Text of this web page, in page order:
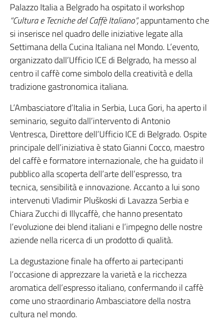
Palazzo Italia a Belgrado ha ospitato il workshop
“Cultura e Tecniche del Caffè Italiano”,appuntamento che
si inserisce nel quadro delle iniziative legate alla
Settimana della Cucina Italiana nel Mondo. L’evento,
organizzato dall’Ufficio ICE di Belgrado, ha messo al
centro il caffè come simbolo della creatività e della
tradizione gastronomica italiana.
L’Ambasciatore d’Italia in Serbia, Luca Gori, ha aperto il
seminario, seguito dall’intervento di Antonio
Ventresca, Direttore dell’Ufficio ICE di Belgrado. Ospite
principale dell’iniziativa è stato Gianni Cocco, maestro
del caffè e formatore internazionale, che ha guidato il
pubblico alla scoperta dell’arte dell’espresso, tra
tecnica, sensibilità e innovazione. Accanto a lui sono
intervenuti Vladimir Pluškoski di Lavazza Serbia e
Chiara Zucchi di Illycaffè, che hanno presentato
l’evoluzione dei blend italiani e l’impegno delle nostre
aziende nella ricerca di un prodotto di qualità.
La degustazione finale ha offerto ai partecipanti
l’occasione di apprezzare la varietà e la ricchezza
aromatica dell’espresso italiano, confermando il caffè
come uno straordinario Ambasciatore della nostra
cultura nel mondo.